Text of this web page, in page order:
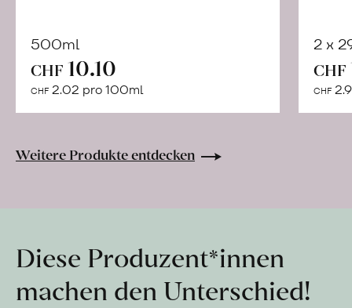
500ml
CHF 10.10
CHF 2.02 pro 100ml
Warenkorb
2 x
CHF
CHF
Weitere Produkte entdecken
Diese Produzent*innen
machen den Unterschied!